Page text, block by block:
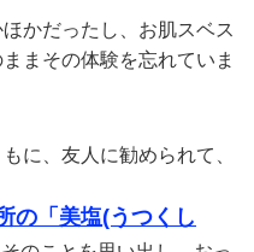
かだったし、お肌スベス
まその体験を忘れていま
に、友人に勧められて、
の「美塩(うつくし